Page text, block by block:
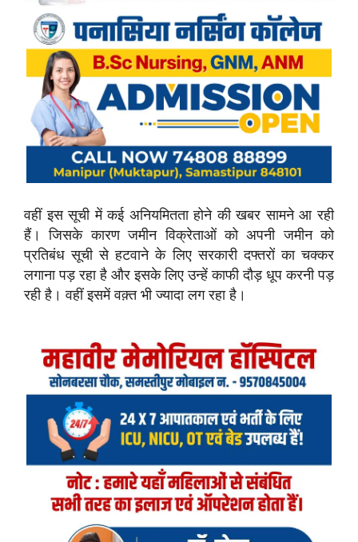
वहीं इस सूची में कई अनियमितता होने की खबर सामने आ रही
हैं। जिसके कारण जमीन विक्रेताओं को अपनी जमीन को
प्रतिबंध सूची से हटवाने के लिए सरकारी दफ्तरों का चक्कर
लगाना पड़ रहा है और इसके लिए उन्हें काफी दौड़ धूप करनी पड़
रही है। वहीं इसमें वक़्त भी ज्यादा लग रहा है।